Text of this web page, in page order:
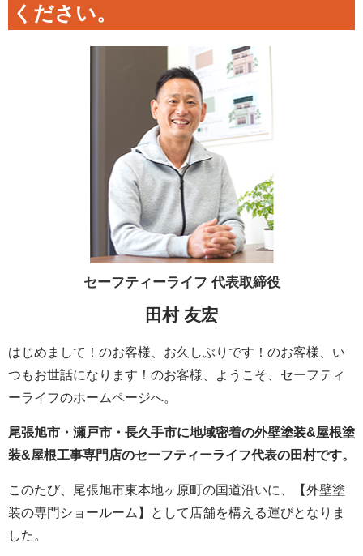
ください。
セーフティーライフ 代表取締役
田村 友宏
はじめまして！のお客様、お久しぶりです！のお客様、い
つもお世話になります！のお客様、ようこそ、セーフティ
ーライフのホームページへ。
尾張旭市・瀬戸市・長久手市に地域密着の外壁塗装&屋根塗
装&屋根工事専門店のセーフティーライフ代表の田村です。
このたび、尾張旭市東本地ヶ原町の国道沿いに、【外壁塗
装の専門ショールーム】として店舗を構える運びとなりま
した。